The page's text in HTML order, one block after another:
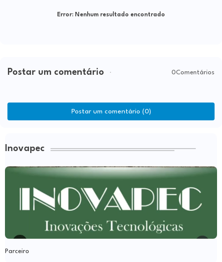
Error: Nenhum resultado encontrado
Postar um comentário 0Comentários
Postar um comentário (0)
Inovapec
Parceiro